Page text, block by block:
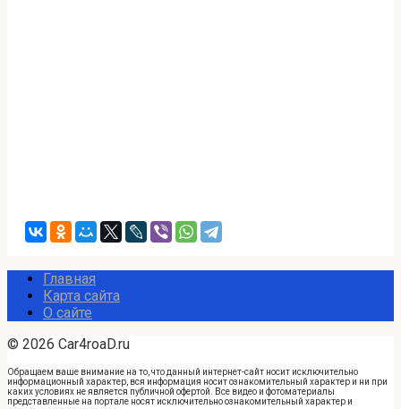
Главная
Карта сайта
О сайте
© 2026 Car4roaD.ru
Обращаем ваше внимание на то, что данный интернет-сайт носит исключительно
информационный характер, вся информация носит ознакомительный характер и ни при
каких условиях не является публичной офертой. Все видео и фотоматериалы
представленные на портале носят исключительно ознакомительный характер и